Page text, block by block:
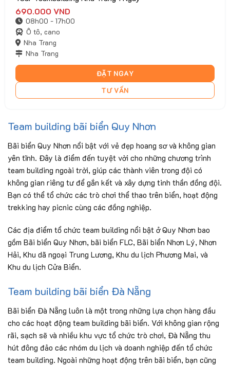
ĐẶT NGAY
TƯ VẤN
690.000 VND
08h00 - 17h00
Ô tô, cano
Nha Trang
Nha Trang
Team building bãi biển Quy Nhơn
Bãi biển Quy Nhơn nổi bật với vẻ đẹp hoang sơ và không gian
yên tĩnh. Đây là điểm đến tuyệt vời cho những chương trình
team building ngoài trời, giúp các thành viên trong đội có
không gian riêng tư để gắn kết và xây dựng tinh thần đồng đội.
Bạn có thể tổ chức các trò chơi thể thao trên biển, hoạt động
trekking hay picnic cùng các đồng nghiệp.
Các địa điểm tổ chức team building nổi bật ở Quy Nhơn bao
gồm Bãi biển Quy Nhơn, bãi biển FLC, Bãi biển Nhơn Lý, Nhơn
Hải, Khu dã ngoại Trung Lương, Khu du lịch Phương Mai, và
Khu du lịch Cửa Biển.
Team building bãi biển Đà Nẵng
Bãi biển Đà Nẵng luôn là một trong những lựa chọn hàng đầu
cho các hoạt động team building bãi biển. Với không gian rộng
rãi, sạch sẽ và nhiều khu vực tổ chức trò chơi, Đà Nẵng thu
hút đông đảo các nhóm du lịch và doanh nghiệp đến tổ chức
team building. Ngoài những hoạt động trên bãi biển, bạn cũng